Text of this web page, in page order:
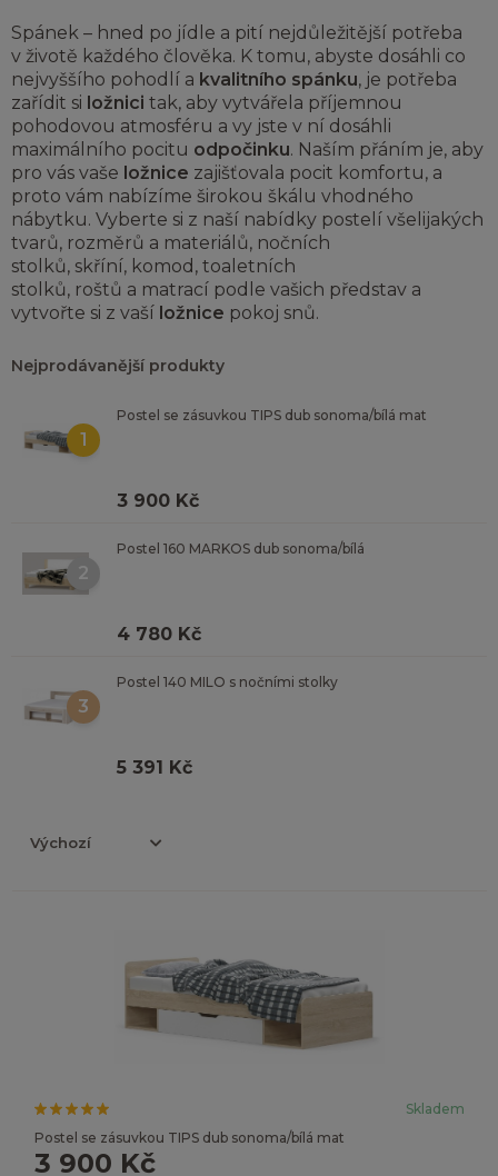
Spánek – hned po jídle a pití nejdůležitější potřeba
v životě každého člověka. K tomu, abyste dosáhli co
nejvyššího pohodlí a kvalitního spánku, je potřeba
zařídit si ložnici tak, aby vytvářela příjemnou
pohodovou atmosféru a vy jste v ní dosáhli
maximálního pocitu odpočinku. Naším přáním je, aby
pro vás vaše ložnice zajišťovala pocit komfortu, a
proto vám nabízíme širokou škálu vhodného
nábytku. Vyberte si z naší nabídky postelí všelijakých
tvarů, rozměrů a materiálů, nočních
stolků, skříní, komod , toaletních
stolků, roštů a matrací podle vašich představ a
vytvořte si z vaší ložnice pokoj snů.
Nejprodávanější produkty
1
Postel se zásuvkou TIPS dub sonoma/bílá mat
3 900 Kč
2
Postel 160 MARKOS dub sonoma/bílá
4 780 Kč
3
Postel 140 MILO s nočními stolky
5 391 Kč
Skladem
Postel se zásuvkou TIPS dub sonoma/bílá mat
3 900 Kč